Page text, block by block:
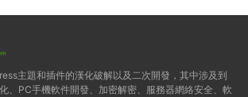
主題和插件的漢化破解以及二次開發，其中涉及到
、PC手機軟件開發、加密解密、服務器網絡安全、軟